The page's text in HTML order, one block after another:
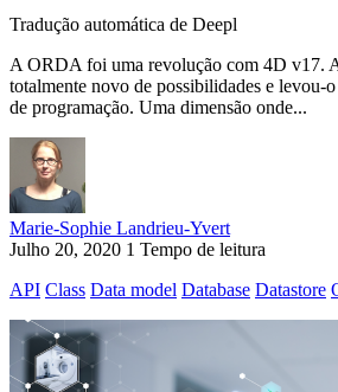
Tradução automática de Deepl
A ORDA foi uma revolução com 4D v17.
totalmente novo de possibilidades e levou-
de programação. Uma dimensão onde...
Marie-Sophie Landrieu-Yvert
Julho 20, 2020 1 Tempo de leitura
API Class Data model Database Datastore